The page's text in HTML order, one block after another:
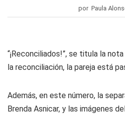
por Paula
“¡Reconciliados!”, se titula la
la reconciliación, la pareja está
Además, en este número, la
Brenda Asnicar, y las imágenes